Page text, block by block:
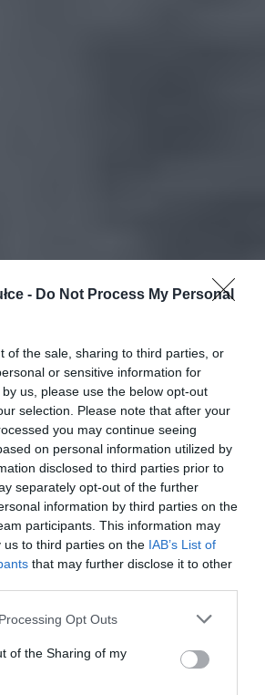
- Do Not Process My Personal
of the sale, sharing to third parties, or
or sensitive information for
us, please use the below opt-out
selection. Please note that after your
you may continue seeing
on personal information utilized by
disclosed to third parties prior to
separately opt-out of the further
information by third parties on the
participants. This information may
us to third parties on the IAB’s List of
that may further disclose it to other
Opt Outs
of the Sharing of my